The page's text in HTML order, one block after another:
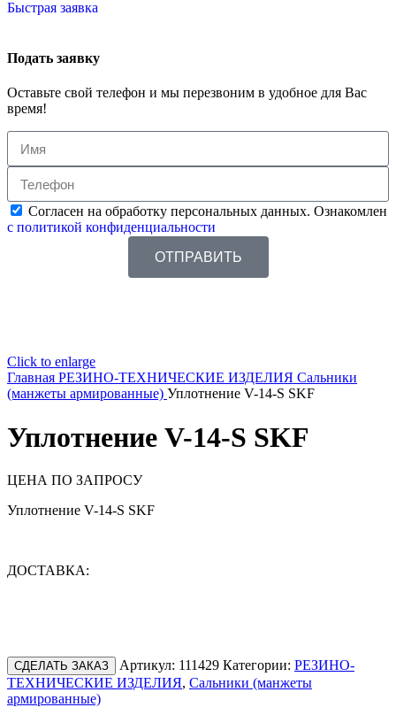
Быстрая заявка
Подать заявку
Оставьте свой телефон и мы перезвоним в удобное для Вас
время!
Согласен на обработку персональных данных. Ознакомлен
с политикой конфиденциальности
ОТПРАВИТЬ
Click to enlarge
Главная РЕЗИНО-ТЕХНИЧЕСКИЕ ИЗДЕЛИЯ Сальники
(манжеты армированные) Уплотнение V-14-S SKF
Уплотнение V-14-S SKF
ЦЕНА ПО ЗАПРОСУ
Уплотнение V-14-S SKF
ДОСТАВКА:
СДЕЛАТЬ ЗАКАЗ Артикул: 111429 Категории: РЕЗИНО-
ТЕХНИЧЕСКИЕ ИЗДЕЛИЯ, Сальники (манжеты
армированные)